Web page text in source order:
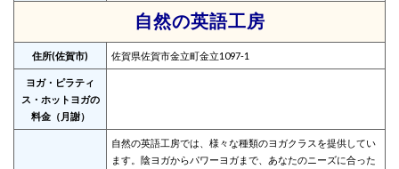
自然の英語工房
住所(佐賀市) 佐賀県佐賀市金立町金立1097-1
ヨガ・ピラティ
ス・ホットヨガの
料金（月謝）
自然の英語工房では、様々な種類のヨガクラスを提供してい
ます。陰ヨガからパワーヨガまで、あなたのニーズに合った